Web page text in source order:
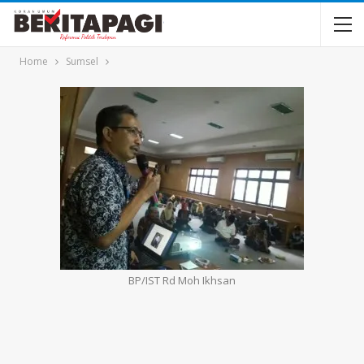
Home Sumsel
BP/IST Rd Moh Ikhsan